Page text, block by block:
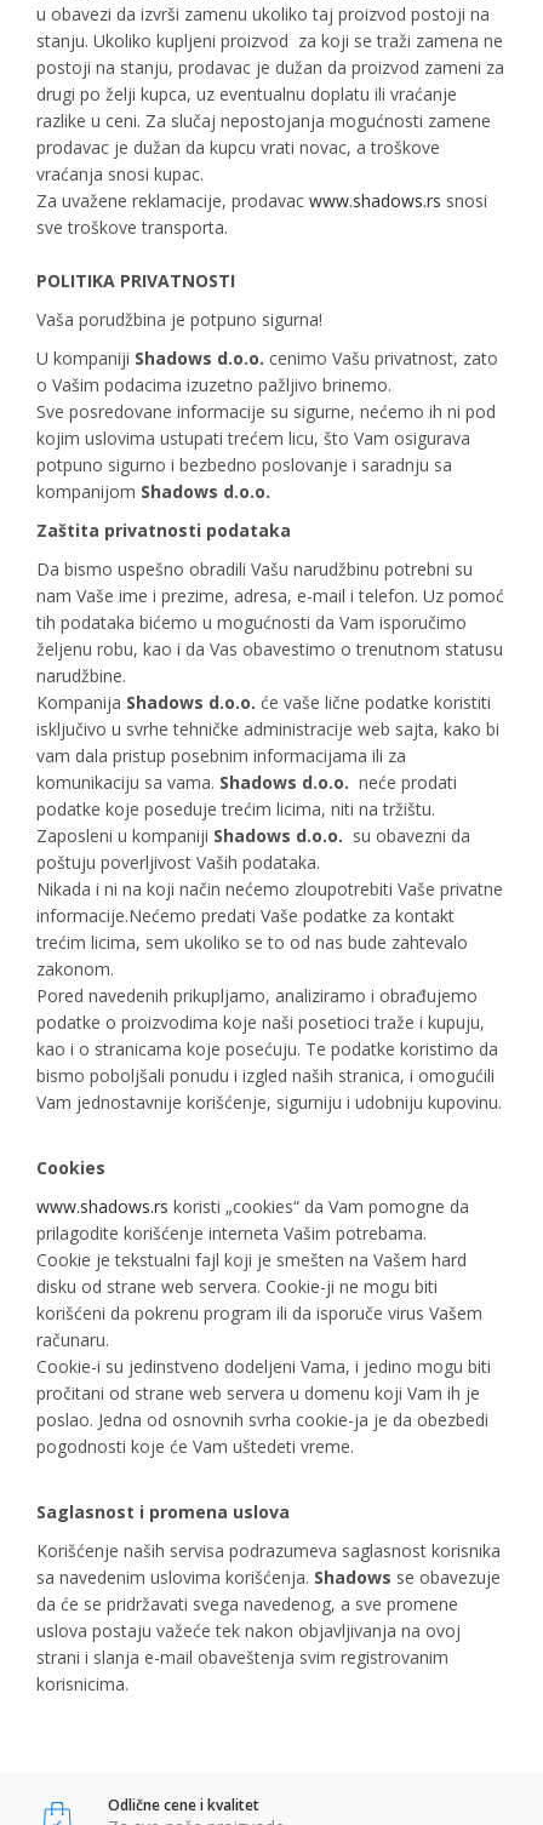
u obavezi da izvrši zamenu ukoliko taj proizvod postoji na
stanju. Ukoliko kupljeni proizvod za koji se traži zamena ne
postoji na stanju, prodavac je dužan da proizvod zameni za
drugi po želji kupca, uz eventualnu doplatu ili vraćanje
razlike u ceni. Za slučaj nepostojanja mogućnosti zamene
prodavac je dužan da kupcu vrati novac, a troškove
vraćanja snosi kupac.
Za uvažene reklamacije, prodavac www.shadows.rs snosi
sve troškove transporta.
POLITIKA PRIVATNOSTI
Vaša porudžbina je potpuno sigurna!
U kompaniji Shadows d.o.o. cenimo Vašu privatnost, zato
o Vašim podacima izuzetno pažljivo brinemo.
Sve posredovane informacije su sigurne, nećemo ih ni pod
kojim uslovima ustupati trećem licu, što Vam osigurava
potpuno sigurno i bezbedno poslovanje i saradnju sa
kompanijom Shadows d.o.o.
Zaštita privatnosti podataka
Da bismo uspešno obradili Vašu narudžbinu potrebni su
nam Vaše ime i prezime, adresa, e-mail i telefon. Uz pomoć
tih podataka bićemo u mogućnosti da Vam isporučimo
željenu robu, kao i da Vas obavestimo o trenutnom statusu
narudžbine.
Kompanija Shadows d.o.o. će vaše lične podatke koristiti
isključivo u svrhe tehničke administracije web sajta, kako bi
vam dala pristup posebnim informacijama ili za
komunikaciju sa vama. Shadows d.o.o. neće prodati
podatke koje poseduje trećim licima, niti na tržištu.
Zaposleni u kompaniji Shadows d.o.o. su obavezni da
poštuju poverljivost Vaših podataka.
Nikada i ni na koji način nećemo zloupotrebiti Vaše privatne
informacije.Nećemo predati Vaše podatke za kontakt
trećim licima, sem ukoliko se to od nas bude zahtevalo
zakonom.
Pored navedenih prikupljamo, analiziramo i obrađujemo
podatke o proizvodima koje naši posetioci traže i kupuju,
kao i o stranicama koje posećuju. Te podatke koristimo da
bismo poboljšali ponudu i izgled naših stranica, i omogućili
Vam jednostavnije korišćenje, sigurniju i udobniju kupovinu.
Cookies
www.shadows.rs koristi „cookies“ da Vam pomogne da
prilagodite korišćenje interneta Vašim potrebama.
Cookie je tekstualni fajl koji je smešten na Vašem hard
disku od strane web servera. Cookie-ji ne mogu biti
korišćeni da pokrenu program ili da isporuče virus Vašem
računaru.
Cookie-i su jedinstveno dodeljeni Vama, i jedino mogu biti
pročitani od strane web servera u domenu koji Vam ih je
poslao. Jedna od osnovnih svrha cookie-ja je da obezbedi
pogodnosti koje će Vam uštedeti vreme.
Saglasnost i promena uslova
Korišćenje naših servisa podrazumeva saglasnost korisnika
sa navedenim uslovima korišćenja. Shadows se obavezuje
da će se pridržavati svega navedenog, a sve promene
uslova postaju važeće tek nakon objavljivanja na ovoj
strani i slanja e-mail obaveštenja svim registrovanim
korisnicima.
Odlične cene i kvalitet